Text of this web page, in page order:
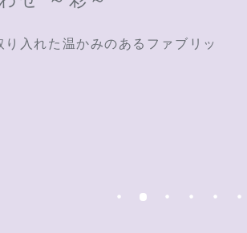
入れた温かみのあるファブリッ